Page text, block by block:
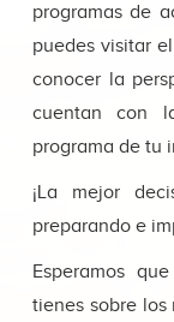
programas de
puedes visitar
conocer la
cuentan con
programa de tu
¡La mejor
preparando e
Esperamos
tienes sobre los